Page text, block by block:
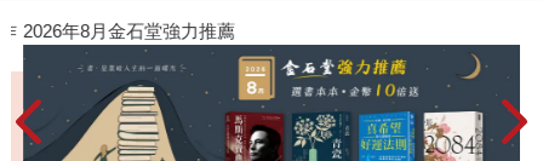
2026年8月金石堂強力推薦